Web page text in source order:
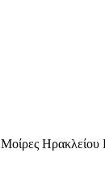
Ηρακλείου